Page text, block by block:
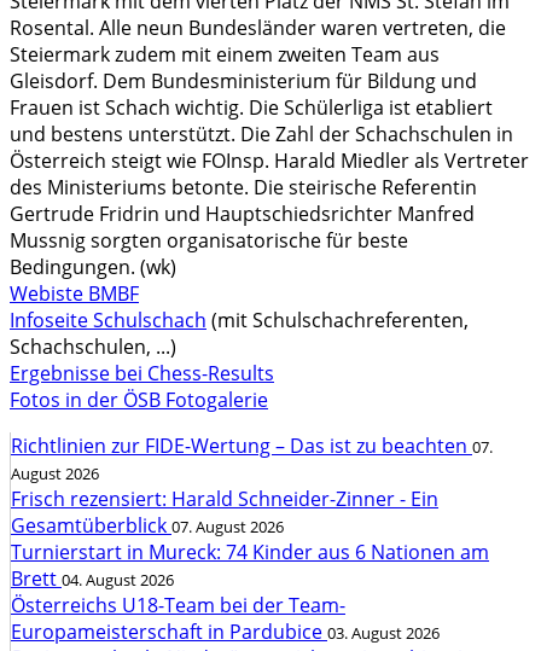
Rosental. Alle neun Bundesländer waren vertreten, die
Steiermark zudem mit einem zweiten Team aus
Gleisdorf. Dem Bundesministerium für Bildung und
Frauen ist Schach wichtig. Die Schülerliga ist etabliert
und bestens unterstützt. Die Zahl der Schachschulen in
Österreich steigt wie FOInsp. Harald Miedler als Vertreter
des Ministeriums betonte. Die steirische Referentin
Gertrude Fridrin und Hauptschiedsrichter Manfred
Mussnig sorgten organisatorische für beste
Bedingungen. (wk)
Webiste BMBF
Infoseite Schulschach (mit Schulschachreferenten,
Schachschulen, ...)
Ergebnisse bei Chess-Results
Fotos in der ÖSB Fotogalerie
Richtlinien zur FIDE-Wertung – Das ist zu beachten 07.
August 2026
Frisch rezensiert: Harald Schneider-Zinner - Ein
Gesamtüberblick 07. August 2026
Turnierstart in Mureck: 74 Kinder aus 6 Nationen am
Brett 04. August 2026
Österreichs U18-Team bei der Team-
Europameisterschaft in Pardubice 03. August 2026